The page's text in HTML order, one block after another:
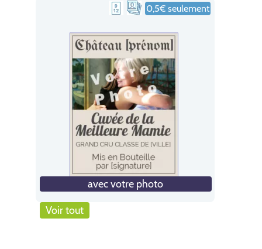
0,5€ seulement
avec votre photo
Voir tout